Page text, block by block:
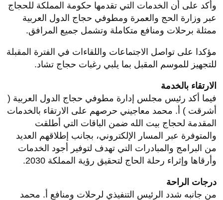
وأكد على أن الخدمات التي تقدمها حكومة المملكة للحجاج
عبر وزارة الحج والعمرة ومطوفي حجاج الدول العربية
ممثلة برحلات ومنافع متكاملة وتشمل جميع المرافق.
مؤكدا على تواصل الاجتماعات واللقاءات في الفترة المقبلة
للتجهيز للموسم المقبل بما يلبي رغبات حجاج تشاد.
الارتقاء بالخدمة
فيما أكد رئيس مجلس إدارة مطوفي حجاج الدول العربية (
أشرقت ) أ. محمد معاجيني حرصهم على الارتقاء بالخدمات
المقدمة لحجاج بيت الله ضمن الباقات التي أطلقت
والمتوفرة عبر المسار الإلكتروني، بجانب إطلاقهم العديد
من البرامج والمبادرات التي تهدف لتوفير أجود الخدمات
وأرقاها وإثراء رحلة الحاج لتحقيق رؤية المملكة 2030.
درجات الراحة
من جانبه شدد الرئيس التنفيذي لرحلات ومنافع أ. محمد